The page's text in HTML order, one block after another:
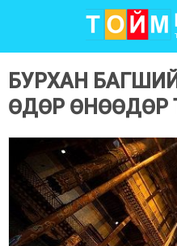
БУРХАН
ӨДӨР ӨНӨӨДӨР